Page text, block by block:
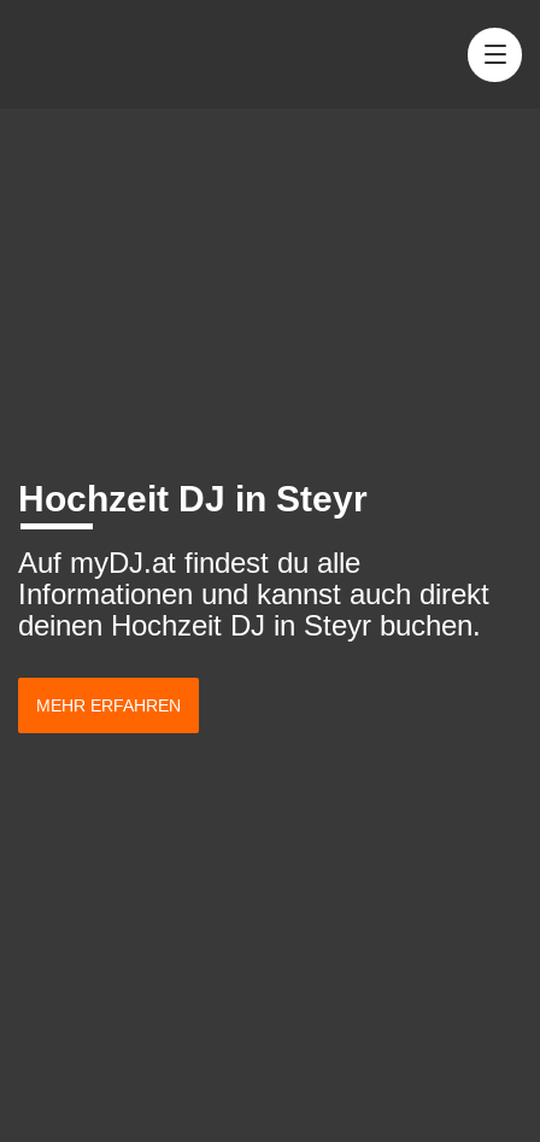
Hochzeit DJ in Steyr
Auf myDJ.at findest du alle
Informationen und kannst auch direkt
deinen Hochzeit DJ in Steyr buchen.
MEHR ERFAHREN